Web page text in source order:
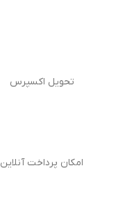
تحویل اکسپرس
امکان پرداخت آنلاین